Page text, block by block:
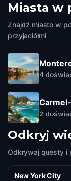
Miasta w
Znajdź miasto w
przyjaciółmi.
4
2
Odkryj
Odkrywaj questy i
New York City